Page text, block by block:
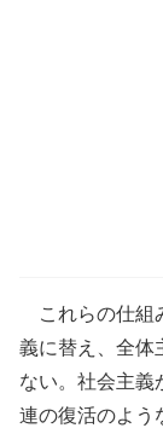
これらの仕組
義に替え、全体
ない。社会主義
連の復活のよう